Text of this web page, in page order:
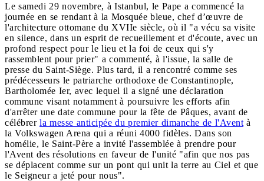
Le samedi 29 novembre, à Istanbul, le Pape a commencé la
journée en se rendant à la Mosquée bleue, chef d’œuvre de
l'architecture ottomane du XVIIe siècle, où il "a vécu sa visite
en silence, dans un esprit de recueillement et d'écoute, avec un
profond respect pour le lieu et la foi de ceux qui s'y
rassemblent pour prier" a commenté, à l'issue, la salle de
presse du Saint-Siège. Plus tard, il a rencontré comme ses
prédécesseurs le patriarche orthodoxe de Constantinople,
Bartholomée Ier, avec lequel il a signé une déclaration
commune visant notamment à poursuivre les efforts afin
d'arrêter une date commune pour la fête de Pâques, avant de
célébrer la messe anticipée du premier dimanche de l'Avent à
la Volkswagen Arena qui a réuni 4000 fidèles. Dans son
homélie, le Saint-Père a invité l'assemblée à prendre pour
l'Avent des résolutions en faveur de l'unité "afin que nos pas
se déplacent comme sur un pont qui unit la terre au Ciel et que
le Seigneur a jeté pour nous".